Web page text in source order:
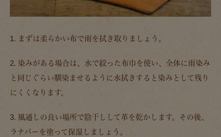
1. まずは柔らかい布で雨を拭き取りましょう。
2. 染みがある場合は、水で絞った布巾を使い、全体に雨染み
と同じぐらい馴染ませるように水拭きすると染みとして残り
にくくなります。
3. 風通しの良い場所で陰干しして革を乾かします。その後、
ラナパーを塗って保湿しましょう。